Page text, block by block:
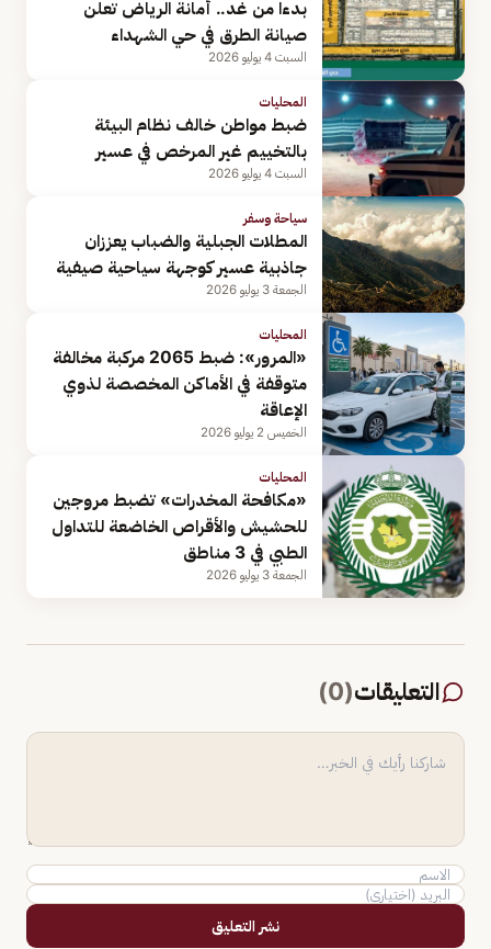
بدءا من غد.. أمانة الرياض تعلن
صيانة الطرق في حي الشهداء
السبت 4 يوليو 2026
المحليات
ضبط مواطن خالف نظام البيئة
بالتخييم غير المرخص في عسير
السبت 4 يوليو 2026
سياحة وسفر
المطلات الجبلية والضباب يعززان
جاذبية عسير كوجهة سياحية صيفية
الجمعة 3 يوليو 2026
المحليات
«المرور»: ضبط 2065 مركبة مخالفة
متوقفة في الأماكن المخصصة لذوي
الإعاقة
الخميس 2 يوليو 2026
المحليات
«مكافحة المخدرات» تضبط مروجين
للحشيش والأقراص الخاضعة للتداول
الطبي في 3 مناطق
الجمعة 3 يوليو 2026
التعليقات(
0
)
نشر التعليق